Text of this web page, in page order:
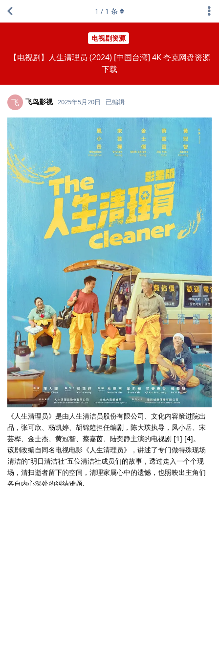
电视剧资源
【电视剧】人生清理员 (2024) [中国台湾] 4K 夸克网盘资源
下载
1 / 1 条
飞 飞鸟影视 2025年5月20日 已编辑
《人生清理员》是由人生清洁员股份有限公司、文化内容策进院出
品，张可欣、杨凯婷、胡锦筵担任编剧，陈大璞执导，凤小岳、宋
芸桦、金士杰、黄冠智、蔡嘉茵、陆奕静主演的电视剧 [1] [4]。
该剧改编自同名电视电影《人生清理员》，讲述了专门做特殊现场
清洁的“明日清洁社”五位清洁社成员们的故事，透过走入一个个现
场，清扫逝者留下的空间，清理家属心中的遗憾，也照映出主角们
各自内心深处的纠结难题.